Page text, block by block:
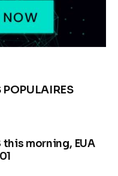
POPULAIRES
this morning, EUA